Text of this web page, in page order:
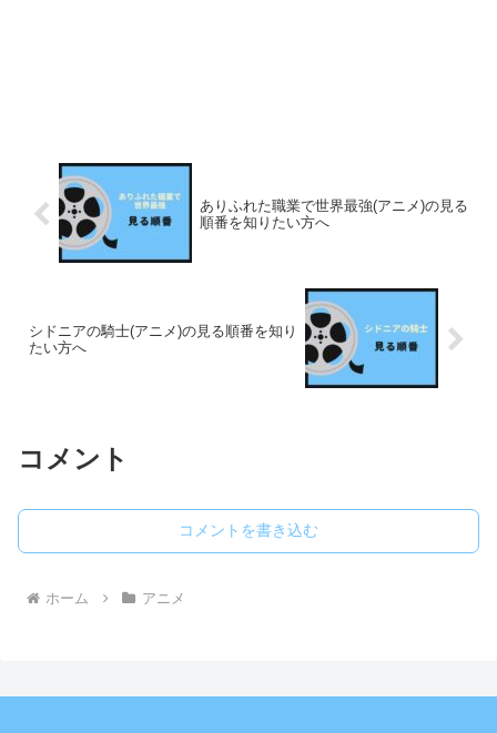
ありふれた職業で世界最強(アニメ)の見る
順番を知りたい方へ
シドニアの騎士(アニメ)の見る順番を知り
たい方へ
コメント
コメントを書き込む
ホーム アニメ